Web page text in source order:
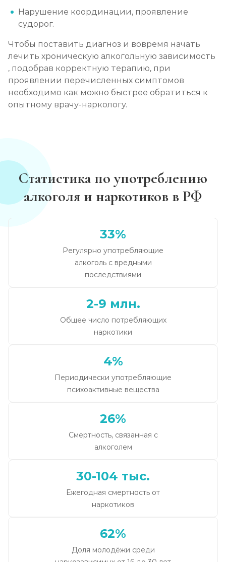
Нарушение координации, проявление
судорог.
Чтобы поставить диагноз и вовремя начать
лечить хроническую алкогольную зависимость
, подобрав корректную терапию, при
проявлении перечисленных симптомов
необходимо как можно быстрее обратиться к
опытному врачу-наркологу.
Статистика по употреблению
алкоголя и наркотиков в РФ
33%
Регулярно употребляющие
алкоголь с вредными
последствиями
2-9 млн.
Общее число потребляющих
наркотики
4%
Периодически употребляющие
психоактивные вещества
26%
Смертность, связанная с
алкоголем
30-104 тыс.
Ежегодная смертность от
наркотиков
62%
Доля молодёжи среди